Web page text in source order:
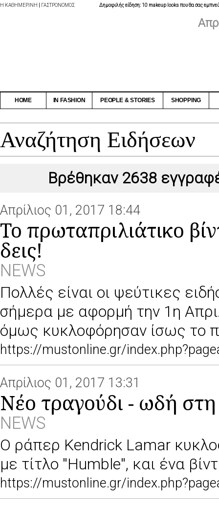
Η ΚΑΘΗΜΕΡΙΝΗ ΓΑΣΤΡΟΝΟΜΟΣ Δημοφιλής είδηση: 10 makeup looks που θα σας
HOME IN FASHION PEOPLE & STORIES SHOPPING
Αναζήτηση Ειδήσεων
Βρέθηκαν 2638
Απρίλιος 01, 2017 18:44
To πρωταπριλιάτικο
δεις!
NEWS
Πολλές είναι οι ψεύτικες
σήμερα με αφορμή την 1η
όμως κυκλοφόρησαν ίσως το
https://mustonline.gr/
Απρίλιος 01, 2017 13:31
Nέο τραγούδι - ωδή
NEWS
O ράπερ Kendrick Lamar
με τίτλο ''Humble'', και ένα
https://mustonline.gr/